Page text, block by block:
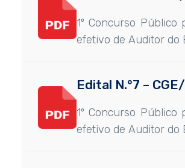
1º Concurso
efetivo de Auditor do
Edital N.°7 –
1º Concurso
efetivo de Auditor do